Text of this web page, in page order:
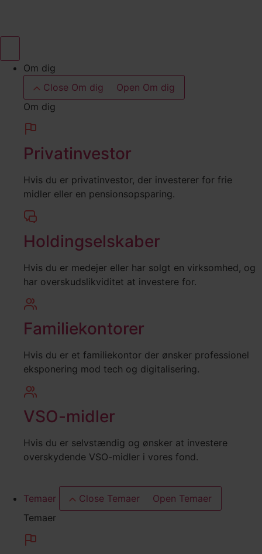
indhold
Om dig
Close Om dig
Open Om dig
Om dig
Privatinvestor
Hvis du er privatinvestor, der investerer for frie
midler eller en pensionsopsparing.
Holdingselskaber
Hvis du er medejer eller har solgt en virksomhed, og
har overskudslikviditet at investere for.
Familiekontorer
Hvis du er et familiekontor der ønsker professionel
eksponering mod tech og digitalisering.
VSO-midler
Hvis du er selvstændig og ønsker at investere
overskydende VSO-midler i vores fond.
Temaer Close Temaer
Open Temaer
Temaer